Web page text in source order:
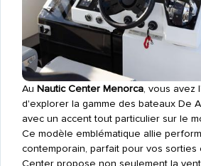
Au Nautic Center Menorca, vous avez
d'explorer la gamme des bateaux De
avec un accent tout particulier sur le
Ce modèle emblématique allie
contemporain, parfait pour vos sorties
Center propose non seulement la